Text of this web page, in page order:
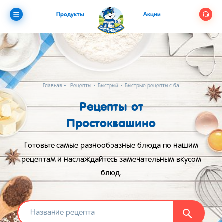
Продукты Акции
Главная Рецепты Быстрый Быстрые рецепты с бананом
Рецепты от
Простоквашино
Готовьте самые разнообразные блюда по нашим
рецептам и наслаждайтесь замечательным вкусом
блюд.
Найти